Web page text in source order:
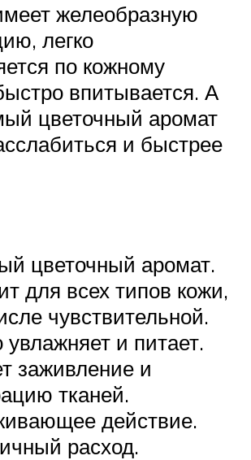
желеобразную
легко
по кожному
впитывается. А
цветочный аромат
и быстрее
цветочный аромат.
для всех типов кожи,
чувствительной.
увлажняет и питает.
заживление и
тканей.
действие.
расход.